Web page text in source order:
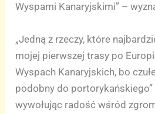
Wyspami Kanaryjskimi” –
„Jedną z rzeczy, które
mojej pierwszej trasy po
Wyspach Kanaryjskich, bo
podobny do portorykańskiego”
wywołując radość wśród